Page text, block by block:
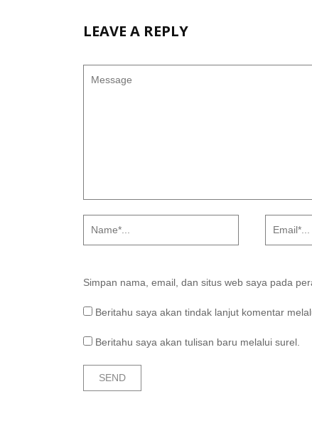
LEAVE A REPLY
Simpan nama, email, dan situs web saya pada
Beritahu saya akan tindak lanjut komentar
Beritahu saya akan tulisan baru melalui surel.